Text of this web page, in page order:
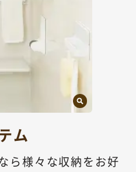
ム
ら様々な収納をお好